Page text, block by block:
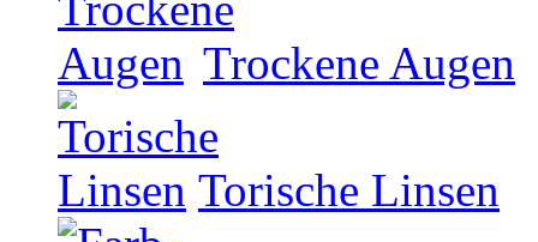
Trockene Augen
Torische Linsen